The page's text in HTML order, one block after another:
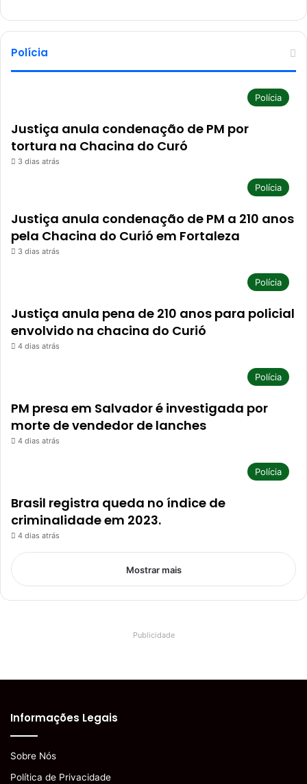
Polícia
Polícia
Justiça anula condenação de PM por
tortura na Chacina do Curó
3 dias atrás
Polícia
Justiça anula condenação de PM a 210 anos
pela Chacina do Curió em Fortaleza
3 dias atrás
Polícia
Justiça anula pena de 210 anos para policial
envolvido na chacina do Curió
4 dias atrás
Polícia
PM presa em Salvador é investigada por
morte de vendedor de lanches
4 dias atrás
Polícia
Brasil registra queda no índice de
criminalidade em 2023.
4 dias atrás
Mostrar mais
Publicidade
Informações Legais
Sobre Nós
Política de Privacidade